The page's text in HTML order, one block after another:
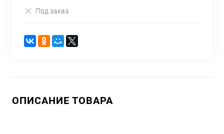
Под заказ
ОПИСАНИЕ ТОВАРА